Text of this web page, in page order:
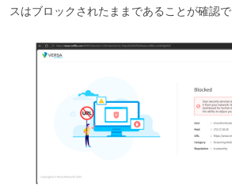
スはブロックされたままであることが確認で